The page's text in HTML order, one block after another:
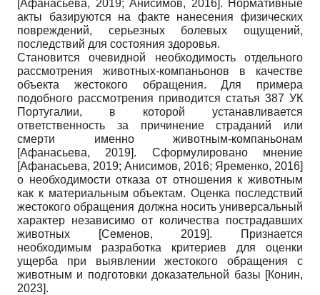
[Афанасьева, 2019; Анисимов, 2016]. Нормативные
акты базируются на факте нанесения физических
повреждений, серьезных болевых ощущений,
последствий для состояния здоровья.
Становится очевидной необходимость отдельного
рассмотрения животных-компаньонов в качестве
объекта жестокого обращения. Для примера
подобного рассмотрения приводится статья 387 УК
Португалии, в которой устанавливается
ответственность за причинение страданий или
смерти именно животным-компаньонам
[Афанасьева, 2019]. Сформулировано мнение
[Афанасьева, 2019; Анисимов, 2016; Яременко, 2016]
о необходимости отказа от отношения к животным
как к материальным объектам. Оценка последствий
жестокого обращения должна носить универсальный
характер независимо от количества пострадавших
животных
[Семенов, 2019]. Признается
необходимым разработка критериев для оценки
ущерба при выявлении жестокого обращения с
животным и подготовки доказательной базы [Конин,
2023].